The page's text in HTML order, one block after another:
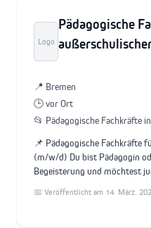
Logo
Pädagogische
📍 Bremen
🕒 vor Ort
📂 Pädagogische Fachkräfte
📌 Pädagogische Fachkräfte
(m/w/d) Du bist Pädagogin
Begeisterung und möchtest
📅 Veröffentlicht am 14. März.